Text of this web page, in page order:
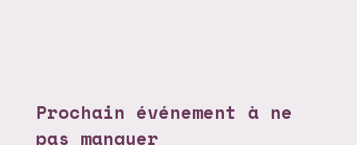
Prochain événement à ne
pas manquer